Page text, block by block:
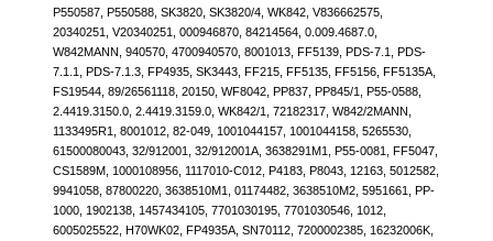
P550587, P550588, SK3820, SK3820/4, WK842, V836662575,
20340251, V20340251, 000946870, 84214564, 0.009.4687.0,
W842MANN, 940570, 4700940570, 8001013, FF5139, PDS-7.1, PDS-
7.1.1, PDS-7.1.3, FP4935, SK3443, FF215, FF5135, FF5156, FF5135A,
FS19544, 89/26561118, 20150, WF8042, PP837, PP845/1, P55-0588,
2.4419.3150.0, 2.4419.3159.0, WK842/1, 72182317, W842/2MANN,
1133495R1, 8001012, 82-049, 1001044157, 1001044158, 5265530,
61500080043, 32/912001, 32/912001A, 3638291M1, P55-0081, FF5047,
CS1589M, 1000108956, 1117010-C012, P4183, P8043, 12163, 5012582,
9941058, 87800220, 3638510M1, 01174482, 3638510M2, 5951661, PP-
1000, 1902138, 1457434105, 7701030195, 7701030546, 1012,
6005025522, H70WK02, FP4935A, SN70112, 7200002385, 16232006K,